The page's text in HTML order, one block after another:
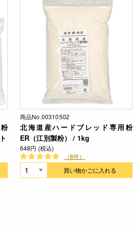
商品No.00310502
北海道産ハードブレッド専用粉
ER（江別製粉） / 1kg
648円 (税込)
（8件）
買い物かごに入れる